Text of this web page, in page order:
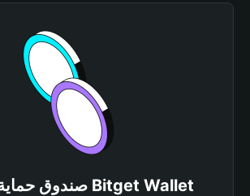
صندوق حماية محفظة Bitget Wallet